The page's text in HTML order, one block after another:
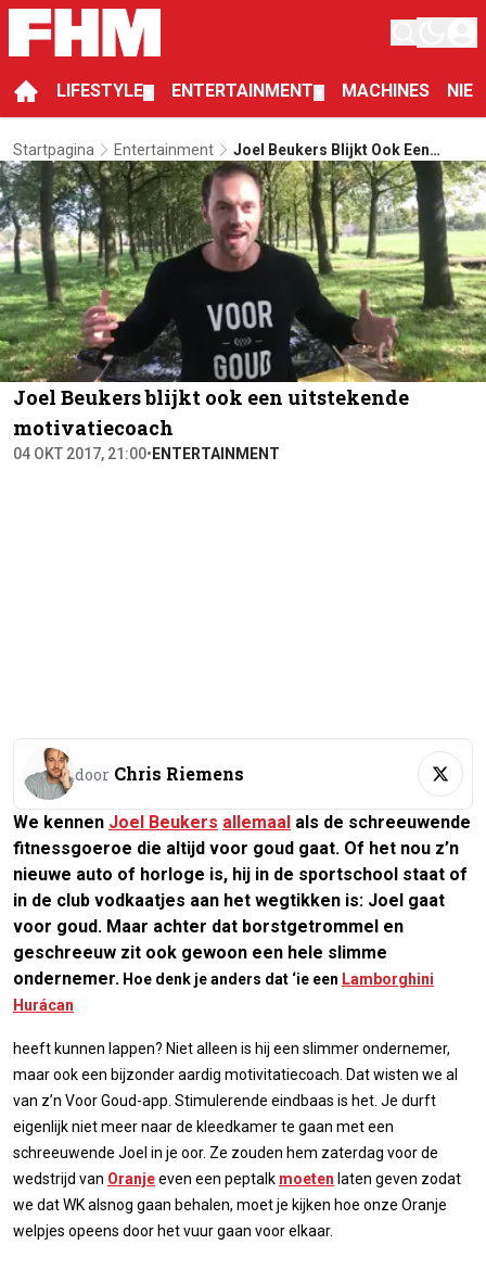
LIFESTYLE ENTERTAINMENT MACHINES
Startpagina Entertainment
Joel Beukers Blijkt Ook Een
Uitstekende Motivatiecoach
Joel Beukers blijkt ook een uitstekende
motivatiecoach
04 OKT 2017, 21:00• ENTERTAINMENT
door Chris Riemens
We kennen Joel Beukers allemaal als de schreeuwende
fitnessgoeroe die altijd voor goud gaat. Of het nou z’n
nieuwe auto of horloge is, hij in de sportschool staat of
in de club vodkaatjes aan het wegtikken is: Joel gaat
voor goud. Maar achter dat borstgetrommel en
geschreeuw zit ook gewoon een hele slimme
ondernemer. Hoe denk je anders dat ‘ie een Lamborghini
Hurácan
heeft kunnen lappen? Niet alleen is hij een slimmer ondernemer,
maar ook een bijzonder aardig motivitatiecoach. Dat wisten we al
van z’n Voor Goud-app. Stimulerende eindbaas is het. Je durft
eigenlijk niet meer naar de kleedkamer te gaan met een
schreeuwende Joel in je oor. Ze zouden hem zaterdag voor de
wedstrijd van Oranjeeven een peptalk moeten laten geven zodat
we dat WK alsnog gaan behalen, moet je kijken hoe onze Oranje
welpjes opeens door het vuur gaan voor elkaar.